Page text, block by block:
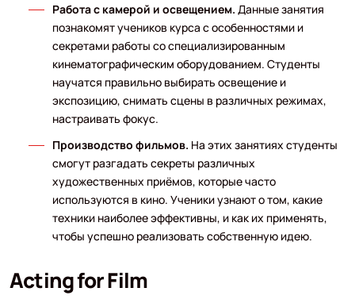
Работа с камерой и освещением. Данные занятия
познакомят учеников курса с особенностями и
секретами работы со специализированным
кинематографическим оборудованием. Студенты
научатся правильно выбирать освещение и
экспозицию, снимать сцены в различных режимах,
настраивать фокус.
Производство фильмов. На этих занятиях студенты
смогут разгадать секреты различных
художественных приёмов, которые часто
используются в кино. Ученики узнают о том, какие
техники наиболее эффективны, и как их применять,
чтобы успешно реализовать собственную идею.
Acting for Film